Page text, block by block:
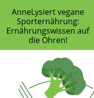
springen
AnneLysiert vegane
Sporternährung:
Ernährungswissen auf
die Ohren!